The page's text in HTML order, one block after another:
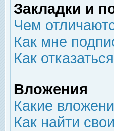
Закладки и
Чем
Как мне
Как
Вложения
Какие
Как найти